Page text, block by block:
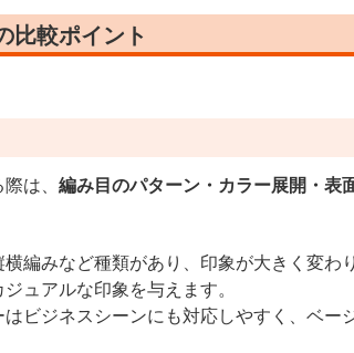
比較ポイント
は、 編み目のパターン・カラー展開・表
編みなど種類があり、印象が大きく変わ
ュアルな印象を与えます。
ビジネスシーンにも対応しやすく、ベー